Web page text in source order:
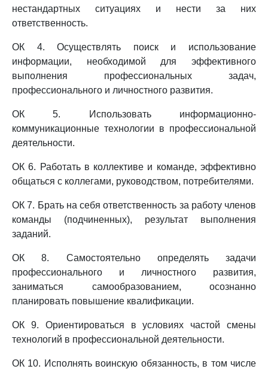
нестандартных ситуациях и нести за них
ответственность.
ОК 4. Осуществлять поиск и использование
информации, необходимой для эффективного
выполнения профессиональных задач,
профессионального и личностного развития.
ОК 5. Использовать информационно-
коммуникационные технологии в профессиональной
деятельности.
ОК 6. Работать в коллективе и команде, эффективно
общаться с коллегами, руководством, потребителями.
ОК 7. Брать на себя ответственность за работу членов
команды (подчиненных), результат выполнения
заданий.
ОК 8. Самостоятельно определять задачи
профессионального и личностного развития,
заниматься самообразованием, осознанно
планировать повышение квалификации.
ОК 9. Ориентироваться в условиях частой смены
технологий в профессиональной деятельности.
ОК 10. Исполнять воинскую обязанность, в том числе